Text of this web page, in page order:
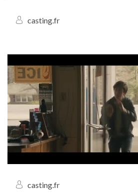
casting.fr
casting.fr